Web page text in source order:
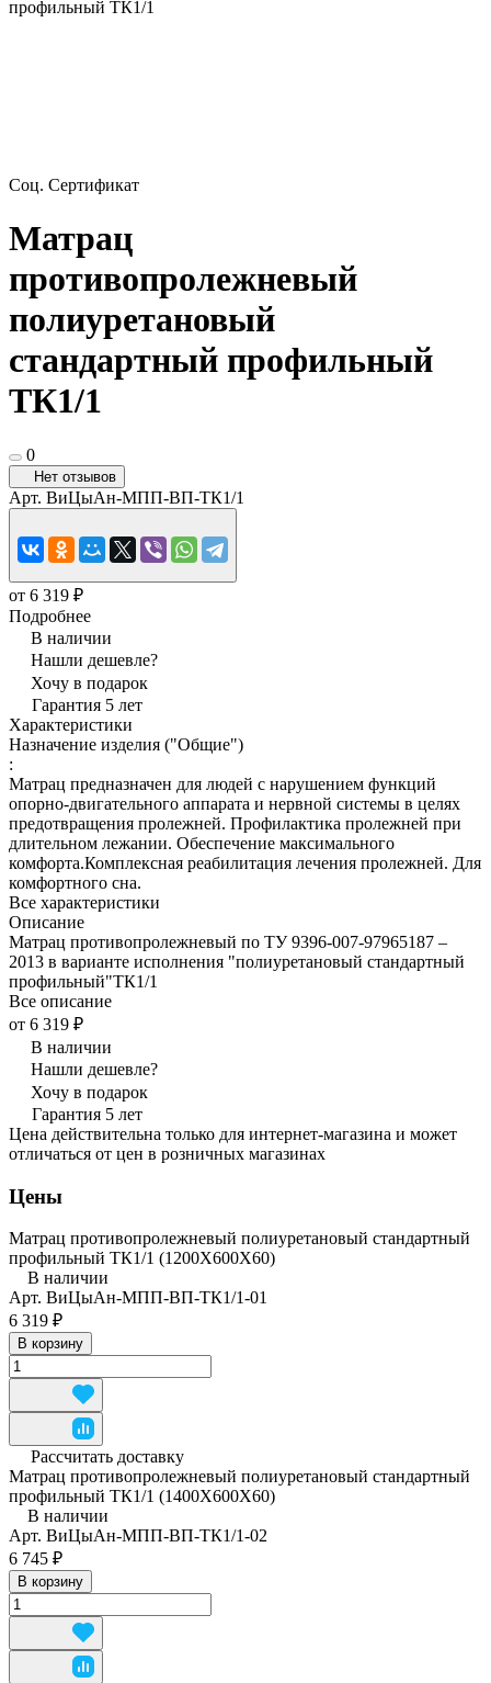
профильный ТК1/1
Соц. Сертификат
Матрац
противопролежневый
полиуретановый
стандартный профильный
ТК1/1
0
Нет отзывов
Арт. ВиЦыАн-МПП-ВП-ТК1/1
от 6 319 ₽
Подробнее
В наличии
Нашли дешевле?
Хочу в подарок
Гарантия 5 лет
Характеристики
Назначение изделия ("Общие")
:
Матрац предназначен для людей с нарушением функций
опорно-двигательного аппарата и нервной системы в целях
предотвращения пролежней. Профилактика пролежней при
длительном лежании. Обеспечение максимального
комфорта.Комплексная реабилитация лечения пролежней. Для
комфортного сна.
Все характеристики
Описание
Матрац противопролежневый по ТУ 9396-007-97965187 –
2013 в варианте исполнения "полиуретановый стандартный
профильный"ТК1/1
Все описание
от 6 319 ₽
В наличии
Нашли дешевле?
Хочу в подарок
Гарантия 5 лет
Цена действительна только для интернет-магазина и может
отличаться от цен в розничных магазинах
Цены
Матрац противопролежневый полиуретановый стандартный
профильный ТК1/1 (1200Х600Х60)
В наличии
Арт. ВиЦыАн-МПП-ВП-ТК1/1-01
6 319 ₽
В корзину
Рассчитать доставку
Матрац противопролежневый полиуретановый стандартный
профильный ТК1/1 (1400Х600Х60)
В наличии
Арт. ВиЦыАн-МПП-ВП-ТК1/1-02
6 745 ₽
В корзину